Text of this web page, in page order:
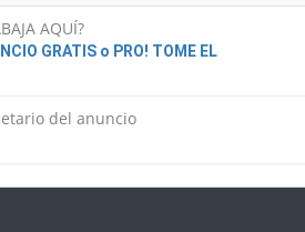
AQUÍ?
GRATIS o PRO! TOME EL
del anuncio